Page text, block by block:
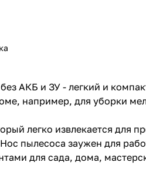
АКБ и ЗУ - легкий и
например, для уборки
легко извлекается для
пылесоса заужен для
для сада, дома,